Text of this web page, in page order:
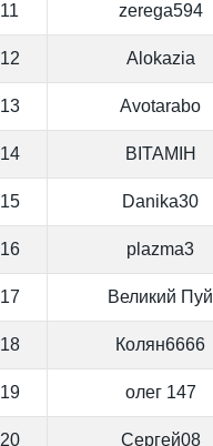
11 zerega594
12 Alokazia
13 Avotarabo
14 BITAMIH
15 Danika30
16 plazma3
17 Великий Пуй
18 Колян6666
19 олег 147
20 Сергей08